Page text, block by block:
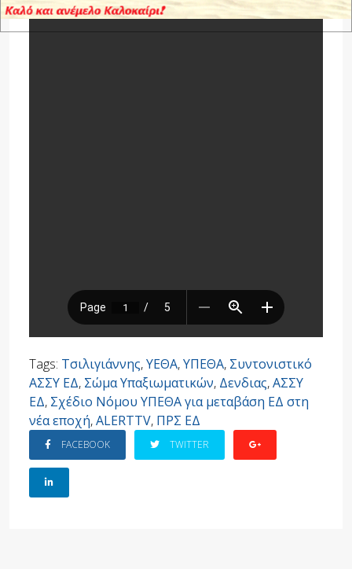
Tags: Τσιλιγιάννης,ΥΕΘΑ,ΥΠΕΘΑ, Συντονιστικό
ΑΣΣΥ ΕΔ, Σώμα Υπαξιωματικών, Δενδιας,ΑΣΣΥ
ΕΔ, Σχέδιο Νόμου ΥΠΕΘΑ για μεταβάση ΕΔ στη
νέα εποχή,ALERTTV, ΠΡΣ ΕΔ
FACEBOOK TWITTER